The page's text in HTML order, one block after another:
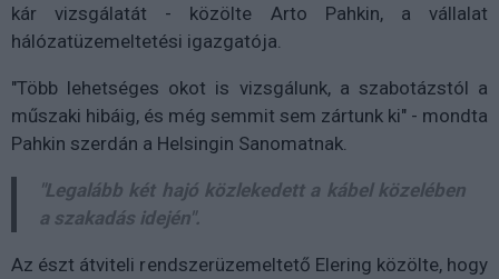
kár vizsgálatát - közölte Arto Pahkin, a vállalat
hálózatüzemeltetési igazgatója.
"Több lehetséges okot is vizsgálunk, a szabotázstól a
műszaki hibáig, és még semmit sem zártunk ki" - mondta
Pahkin szerdán a Helsingin Sanomatnak.
"Legalább két hajó közlekedett a kábel közelében
a szakadás idején".
Az észt átviteli rendszerüzemeltető Elering közölte, hogy